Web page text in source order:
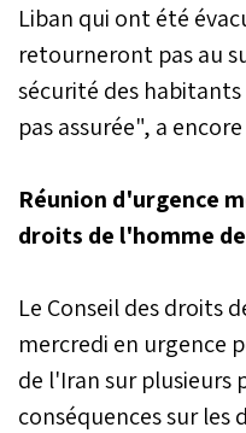
Liban qui ont été
retourneront pas au
sécurité des
pas assurée", a
Réunion d'urgence
droits de l'homme
Le Conseil des droits
mercredi en urgence
de l'Iran sur plusieurs
conséquences sur les